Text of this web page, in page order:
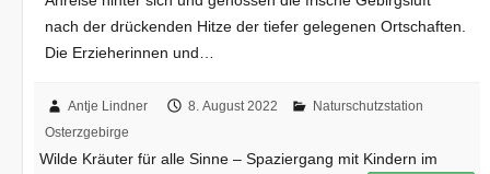
nach der drückenden Hitze der tiefer gelegenen Ortschaften.
Die Erzieherinnen und…
Antje Lindner 8. August 2022
Naturschutzstation
Osterzgebirge
Wilde Kräuter für alle Sinne – Spaziergang mit Kindern im